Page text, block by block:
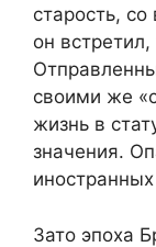
старость,
он
своими же
жизнь в
значения.
Зато эпоха